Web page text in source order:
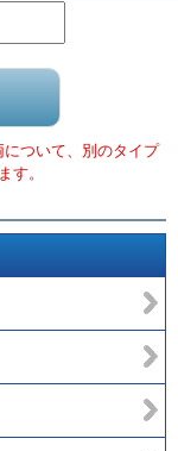
ついて、別のタイプ
す。